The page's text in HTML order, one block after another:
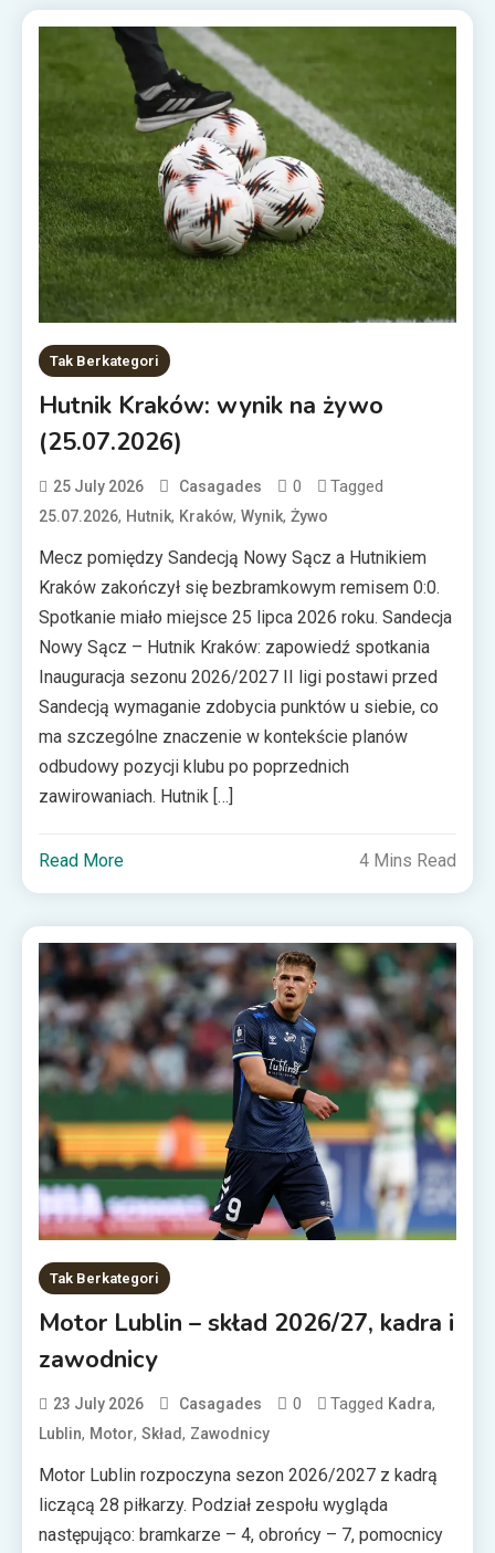
Tak Berkategori
Hutnik Kraków: wynik na żywo
(25.07.2026)
25 July 2026 Casagades 0 Tagged
25.07.2026, Hutnik, Kraków,Wynik,Żywo
Mecz pomiędzy Sandecją Nowy Sącz a Hutnikiem
Kraków zakończył się bezbramkowym remisem 0:0.
Spotkanie miało miejsce 25 lipca 2026 roku. Sandecja
Nowy Sącz – Hutnik Kraków: zapowiedź spotkania
Inauguracja sezonu 2026/2027 II ligi postawi przed
Sandecją wymaganie zdobycia punktów u siebie, co
ma szczególne znaczenie w kontekście planów
odbudowy pozycji klubu po poprzednich
zawirowaniach. Hutnik […]
Read More 4 Mins Read
Tak Berkategori
Motor Lublin – skład 2026/27, kadra i
zawodnicy
23 July 2026 Casagades 0 Tagged Kadra,
Lublin, Motor,Skład, Zawodnicy
Motor Lublin rozpoczyna sezon 2026/2027 z kadrą
liczącą 28 piłkarzy. Podział zespołu wygląda
następująco: bramkarze – 4, obrońcy – 7, pomocnicy